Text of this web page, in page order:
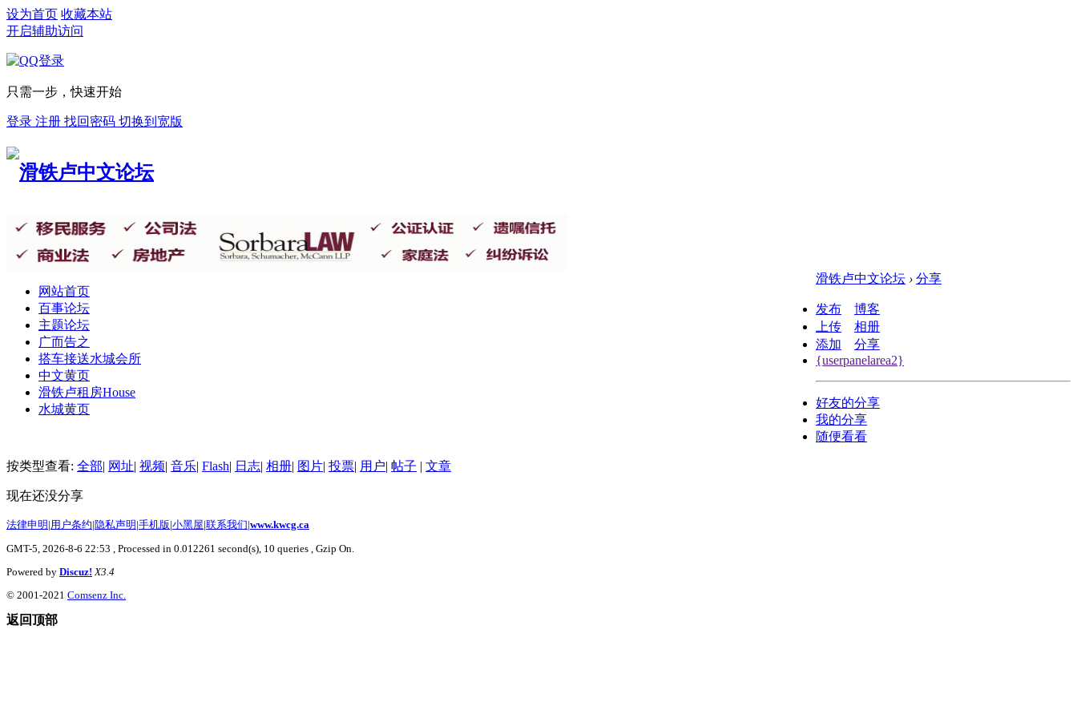
设为首页 收藏本站
开启辅助访问
只需一步，快速开始
登录 注册 找回密码 切换到宽版
网站首页
百事论坛
主题论坛
广而告之
搭车接送水城会所
中文黄页
滑铁卢租房House
水城黄页
滑铁卢中文论坛 › 分享
发布
博客
上传
相册
添加
分享
{userpanelarea2}
好友的分享
我的分享
随便看看
按类型查看: 全部| 网址| 视频| 音乐| Flash| 日志| 相册| 图片| 投票| 用户| 帖子 | 文章
现在还没分享
法律申明 |用户条约|隐私声明 |手机版|小黑屋|联系我们|www.kwcg.ca
GMT-5, 2026-8-6 22:53 , Processed in 0.012261 second(s), 10 queries , Gzip On.
Powered by Discuz! X3.4
© 2001-2021 Comsenz Inc.
返回顶部